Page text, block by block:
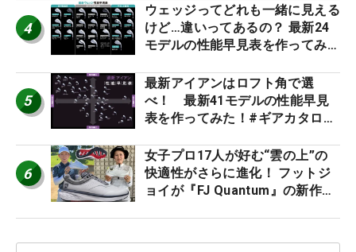
4
ウェッジってどれも一緒に見える
けど…違いってあるの？ 最新24
モデルの性能早見表を作ってみ
5
最新アイアンはロフト角で選
べ！ 最新41モデルの性能早見
表を作ってみた！#ギアカタログ
6
女子プロ17人が好む“雲の上”の
快適性がさらに進化！ フットジ
ョイが『FJ Quantum』の新作を